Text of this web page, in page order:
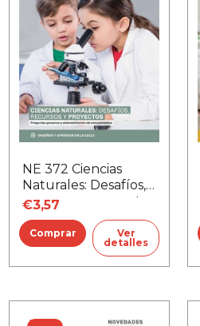
NE 372 Ciencias
Naturales: Desafíos,
recursos y proyectos
€3,57
Ver
detalles